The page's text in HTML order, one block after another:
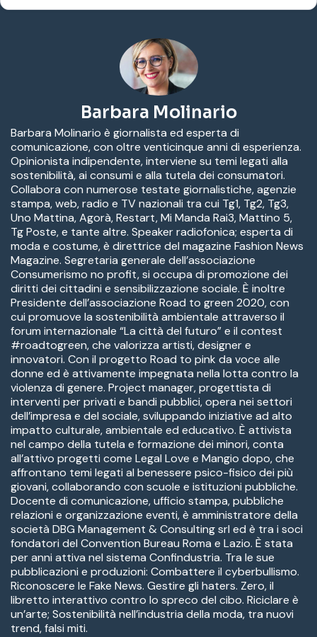
Barbara Molinario
Barbara Molinario è giornalista ed esperta di
comunicazione, con oltre venticinque anni di esperienza.
Opinionista indipendente, interviene su temi legati alla
sostenibilità, ai consumi e alla tutela dei consumatori.
Collabora con numerose testate giornalistiche, agenzie
stampa, web, radio e TV nazionali tra cui Tg1, Tg2, Tg3,
Uno Mattina, Agorà, Restart, Mi Manda Rai3, Mattino 5,
Tg Poste, e tante altre. Speaker radiofonica; esperta di
moda e costume, è direttrice del magazine Fashion News
Magazine. Segretaria generale dell’associazione
Consumerismo no profit, si occupa di promozione dei
diritti dei cittadini e sensibilizzazione sociale. È inoltre
Presidente dell’associazione Road to green 2020, con
cui promuove la sostenibilità ambientale attraverso il
forum internazionale “La città del futuro” e il contest
#roadtogreen, che valorizza artisti, designer e
innovatori. Con il progetto Road to pink da voce alle
donne ed è attivamente impegnata nella lotta contro la
violenza di genere. Project manager, progettista di
interventi per privati e bandi pubblici, opera nei settori
dell’impresa e del sociale, sviluppando iniziative ad alto
impatto culturale, ambientale ed educativo. È attivista
nel campo della tutela e formazione dei minori, conta
all’attivo progetti come Legal Love e Mangio dopo, che
affrontano temi legati al benessere psico-fisico dei più
giovani, collaborando con scuole e istituzioni pubbliche.
Docente di comunicazione, ufficio stampa, pubbliche
relazioni e organizzazione eventi, è amministratore della
società DBG Management & Consulting srl ed è tra i soci
fondatori del Convention Bureau Roma e Lazio. È stata
per anni attiva nel sistema Confindustria. Tra le sue
pubblicazioni e produzioni: Combattere il cyberbullismo.
Riconoscere le Fake News. Gestire gli haters. Zero, il
libretto interattivo contro lo spreco del cibo. Riciclare è
un’arte; Sostenibilità nell’industria della moda, tra nuovi
trend, falsi miti.